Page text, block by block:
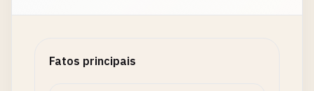
Fatos principais